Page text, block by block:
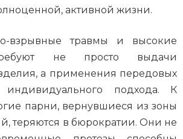
активной жизни.
взрывные травмы и высокие
не просто выдачи
а применения передовых
подхода. К
парни, вернувшиеся из зоны
теряются в бюрократии. Они не